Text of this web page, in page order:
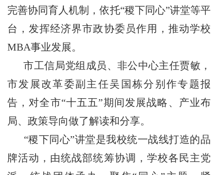
完善协同育人机制，依托“稷下同心”讲堂等平
台，发挥经济界市政协委员作用，推动学校
MBA事业发展。
市工信局党组成员、非公中心主任贾敏，
市发展改革委副主任吴国栋分别作专题报
告，对全市“十五五”期间发展战略、产业布
局、政策导向做了解读和分享。
“稷下同心”讲堂是我校统一战线打造的品
牌活动，由统战部统筹协调，学校各民主党